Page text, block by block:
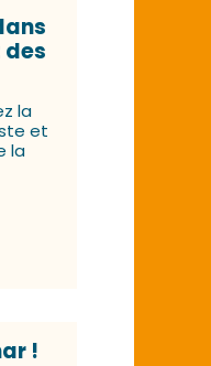
des
la
et
la
!